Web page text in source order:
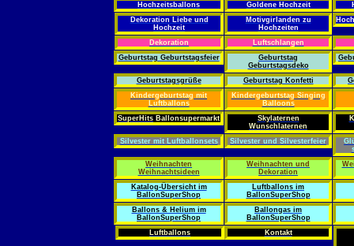
Hochzeitsballons Goldene Hochzeit
Dekoration Liebe und
Hochzeit
Motivgirlanden zu
Hochzeiten
Dekoration
Luftschlangen
Geburtstag Geburtstagsfeier
Geburtstag
Geburtstagsdeko
Geburtstagsgrüße Geburtstag Konfetti
Kindergeburtstag mit
Luftballons
Kindergeburtstag Singing
Balloons
SuperHits Ballonsupermarkt
Skylaternen
Wunschlaternen
Silvester mit Luftballonsets Silvester und Silvesterfeier
Weihnachten
Weihnachtsideen
Weihnachten und
Dekoration
Katalog-Übersicht im
BallonSuperShop
Luftballons im
BallonSuperShop
Ballons & Helium im
BallonSuperShop
Ballongas im
BallonSuperShop
Luftballons
Kontakt